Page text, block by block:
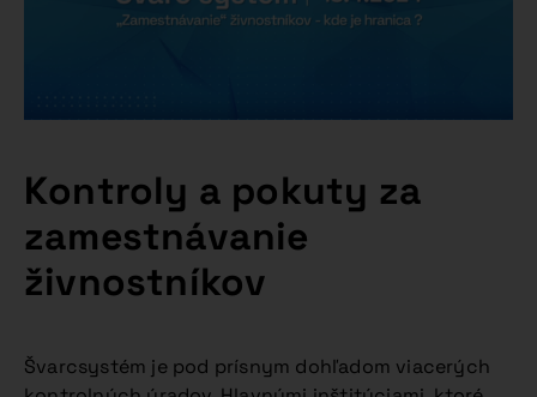
Kontroly a pokuty za
zamestnávanie
živnostníkov
Švarcsystém je pod prísnym dohľadom viacerých